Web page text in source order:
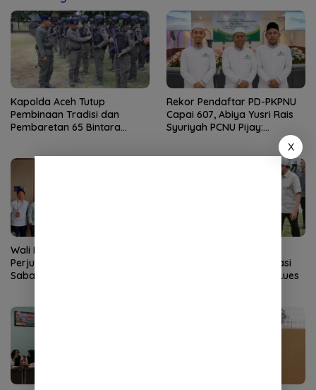
Kapolda Aceh Tutup
Pembinaan Tradisi dan
Pembaretan 65 Bintara
Rekor Pendaftar PD-PKPNU
Capai 607, Abiya Yusri Rais
Syuriyah PCNU Pijay:
Wali Kota Sabang
Perjuangkan Kembali Rute
Sabang-Medan, Permudah
Wapres Tinjau Rehabilitasi
Pascabencana di Gayo Lues
X